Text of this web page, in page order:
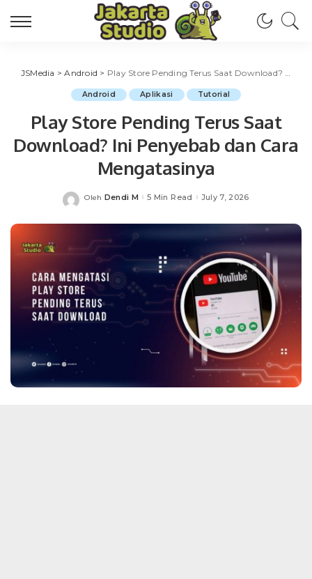
JSMedia >Android > Play Store Pending Terus Saat Download? Ini Penyebab dan Cara Mengatasinya
Android Aplikasi Tutorial
Play Store Pending Terus Saat
Download? Ini Penyebab dan Cara
Mengatasinya
Posted
Oleh Dendi M 5 Min Read July 7, 2026